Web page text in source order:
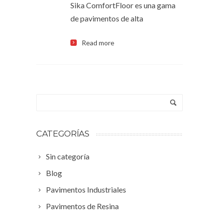
Sika ComfortFloor es una gama
de pavimentos de alta
Read more
CATEGORÍAS
Sin categoría
Blog
Pavimentos Industriales
Pavimentos de Resina